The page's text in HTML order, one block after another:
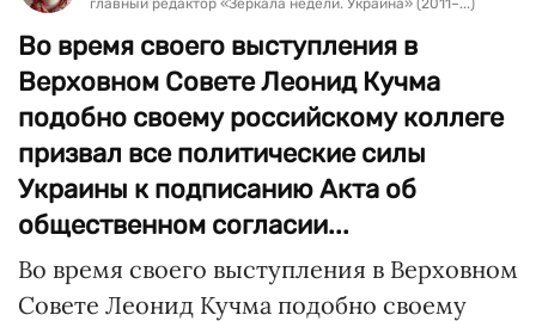
главный редактор «Зеркала недели. Украина» (2011–...)
Во время своего выступления в
Верховном Совете Леонид Кучма
подобно своему российскому коллеге
призвал все политические силы
Украины к подписанию Акта об
общественном согласии...
Во время своего выступления в Верховном
Совете Леонид Кучма подобно своему